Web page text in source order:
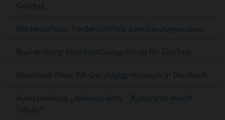
Ganztag
Niedersachsen: Förderrichtlinie zum Ganztagsausbau
Brandenburg: Multifunktionsgebäude für Zeuthen
Rheinland-Pfalz: G8-Ganztagsgymnasium in Dernbach
Ausschreibung „denkmal aktiv – Kulturerbe macht
Schule‟